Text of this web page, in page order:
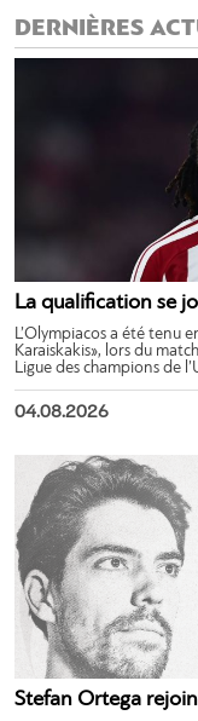
DERNIÈRES
La qualification se
L’Olympiacos a été tenu
Karaiskakis», lors du
Ligue des champions de
04.08.2026
Stefan Ortega